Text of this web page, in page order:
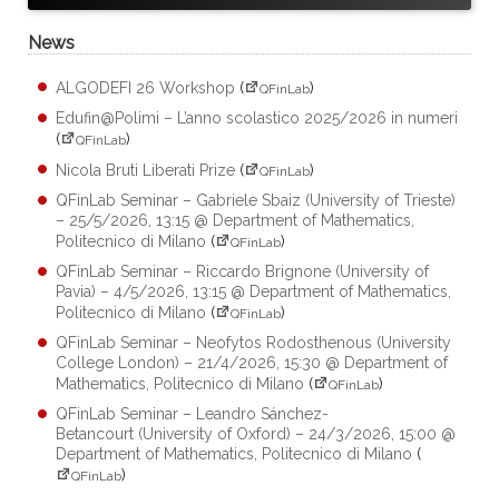
News
ALGODEFI 26 Workshop ( QFinLab)
Edufin@Polimi – L’anno scolastico 2025/2026 in numeri
(
QFinLab)
Nicola Bruti Liberati Prize ( QFinLab)
QFinLab Seminar – Gabriele Sbaiz (University of Trieste)
– 25/5/2026, 13:15 @ Department of Mathematics,
Politecnico di Milano ( QFinLab)
QFinLab Seminar – Riccardo Brignone (University of
Pavia) – 4/5/2026, 13:15 @ Department of Mathematics,
Politecnico di Milano ( QFinLab)
QFinLab Seminar – Neofytos Rodosthenous (University
College London) – 21/4/2026, 15:30 @ Department of
Mathematics, Politecnico di Milano ( QFinLab)
QFinLab Seminar – Leandro Sánchez-
Betancourt (University of Oxford) – 24/3/2026, 15:00 @
Department of Mathematics, Politecnico di Milano (
QFinLab)